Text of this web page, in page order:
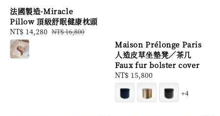
法國製造-Miracle
Pillow 頂級舒眠健康枕頭
Sale
price
NT$ 14,280 Regular
NT$ 16,800
Maison Prélonge Paris
人造皮草坐墊凳／茶几
Faux fur bolster cover
Regular
price
NT$ 15,800
+4